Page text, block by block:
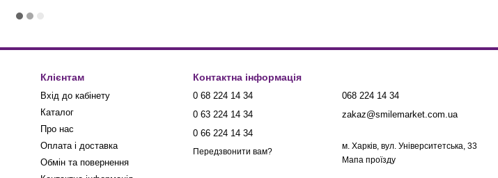
Клієнтам
Вхід до кабінету
Каталог
Про нас
Оплата і доставка
Обмін та повернення
Контактна інформація
0 68 224 14 34
0 63 224 14 34
0 66 224 14 34
Передзвонити вам?
068 224 14 34
zakaz@smilemarket.com.ua
м. Харків, вул. Університетська, 33
Мапа проїзду